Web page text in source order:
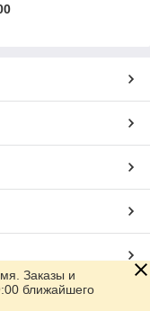
Заказы и
ближайшего